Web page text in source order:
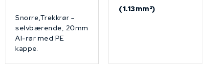
Snorre,Trekkrør -
selvbærende, 20mm
Al-rør med PE
kappe.
(1.13mm²)